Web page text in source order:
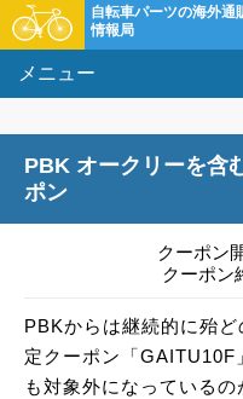
自転車パーツの海外通
情報局
メニュー
クー
PBK オークリーを含
ポン
クーポン
クーポン
PBKからは継続的に殆
定クーポン「GAITU10F
も対象外になっているの